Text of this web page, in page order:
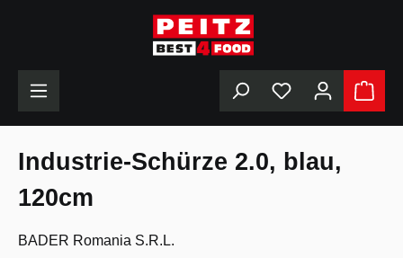
Du hast 0
Industrie-Schürze 2.0, blau,
120cm
BADER Romania S.R.L.